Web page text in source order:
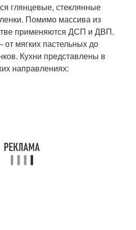
глянцевые, стеклянные
Помимо массива из
применяются ДСП и ДВП.
мягких пастельных до
Кухни представлены в
направлениях: